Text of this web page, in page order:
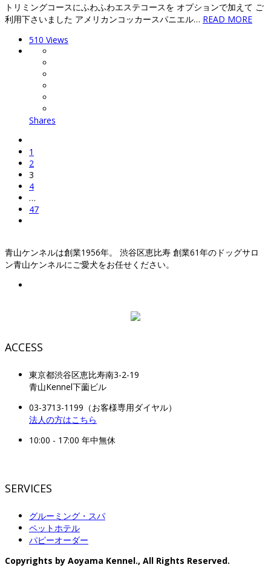
トリミングコースにふわふわエステコースを オプションで加えて ご
利用下さいました アメリカンコッカースパニエル… READ MORE
510 Views
Shares
1
2
3
4
…
47
青山ケンネルは創業1956年。 渋谷区恵比寿 創業61年のドッグサロ
ン青山ケンネルにご愛犬をお任せください。
ACCESS
東京都渋谷区恵比寿南3-2-19
青山Kennel下薗ビル
03-3713-1199（お客様専用ダイヤル）
法人の方はこちら
10:00 - 17:00 年中無休
SERVICES
グルーミング・スパ
ペットホテル
パピーオーダー
Copyrights by Aoyama Kennel., All Rights Reserved.